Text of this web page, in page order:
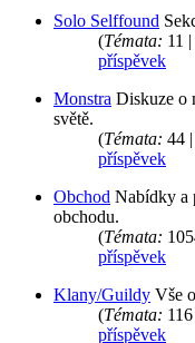
Solo Selffound
(Témata: 11 |
příspěvek
Monstra Diskuze o
světě.
(Témata: 44 |
příspěvek
Obchod Nabídky a
obchodu.
(Témata:
příspěvek
Klany/Guildy Vše
(Témata: 116
příspěvek